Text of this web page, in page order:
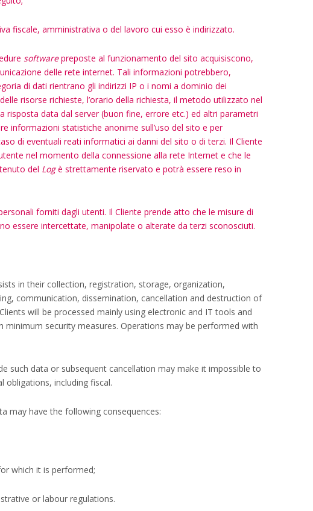
fiscale, amministrativa o del lavoro cui esso è indirizzato.
softwarepreposte al funzionamento del sito acquisiscono,
delle rete internet. Tali informazioni potrebbero,
di dati rientrano gli indirizzi IP o i nomi a dominio dei
risorse richieste, l’orario della richiesta, il metodo utilizzato nel
data dal server (buon fine, errore etc.) ed altri parametri
informazioni statistiche anonime sull’uso del sito e per
di eventuali reati informatici ai danni del sito o di terzi. Il Cliente
nel momento della connessione alla rete Internet e che le
del Logè strettamente riservato e potrà essere reso in
forniti dagli utenti. Il Cliente prende atto che le misure di
essere intercettate, manipolate o alterate da terzi sconosciuti.
in their collection, registration, storage, organization,
communication, dissemination, cancellation and destruction of
will be processed mainly using electronic and IT tools and
security measures. Operations may be performed with
such data or subsequent cancellation may make it impossible to
including fiscal.
may have the following consequences:
which it is performed;
or labour regulations.